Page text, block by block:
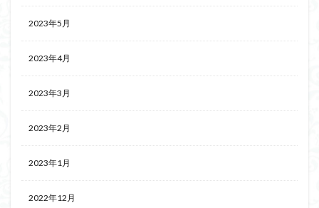
2023年5月
2023年4月
2023年3月
2023年2月
2023年1月
2022年12月